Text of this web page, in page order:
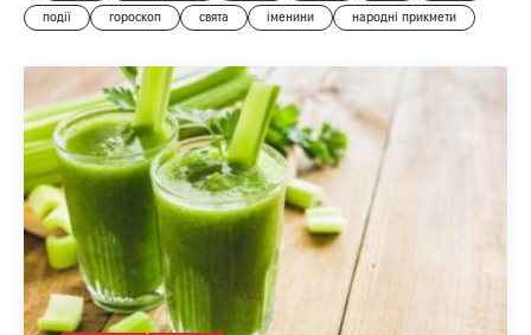
події гороскоп свята іменини народні прикмети